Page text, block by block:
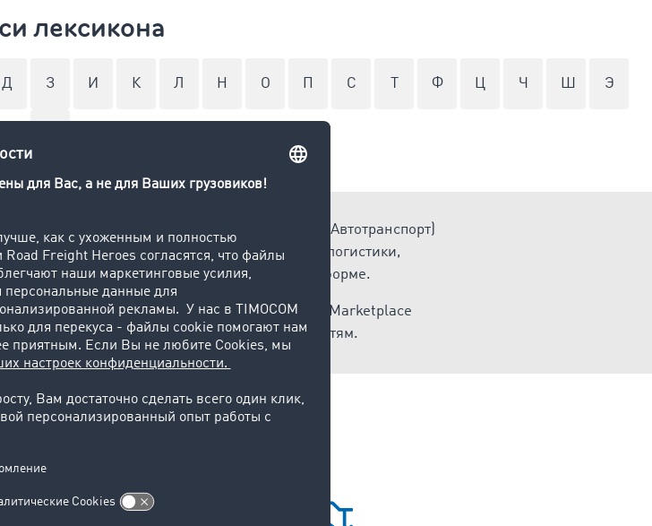
лексикона
Д З И К Л Н О С Ф Ц Ч Ш Э
множество технических терминов – от «А» (Автотранспорт)
содержит ключевые термины в области логистики,
объяснённые в краткой и доступной форме.
логистическими процессами? В TIMOCOM Marketplace
соответствующие вашим потребностям.